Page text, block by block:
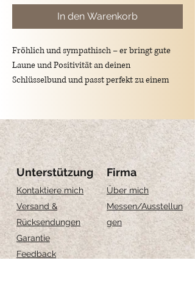
In den Warenkorb
Fröhlich und sympathisch – er bringt gute
Laune und Positivität an deinen
Schlüsselbund und passt perfekt zu einem
Material: Edelstahl und farbiges Harz
Größe des Anhängers: 7 mm
Gesamtlänge: 2,2 cm
Unterstützung
Kontaktiere mich
Versand &
Rücksendungen
Garantie
Feedback
Firma
Über mich
Messen/Ausstellun
gen